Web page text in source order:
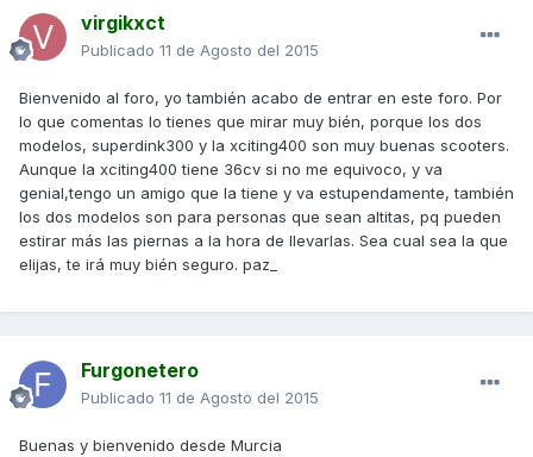
virgikxct
Publicado 11 de Agosto del 2015
Bienvenido al foro, yo también acabo de entrar en este foro. Por
lo que comentas lo tienes que mirar muy bién, porque los dos
modelos, superdink300 y la xciting400 son muy buenas scooters.
Aunque la xciting400 tiene 36cv si no me equivoco, y va
genial,tengo un amigo que la tiene y va estupendamente, también
los dos modelos son para personas que sean altitas, pq pueden
estirar más las piernas a la hora de llevarlas. Sea cual sea la que
elijas, te irá muy bién seguro. paz_
Furgonetero
Publicado 11 de Agosto del 2015
Buenas y bienvenido desde Murcia